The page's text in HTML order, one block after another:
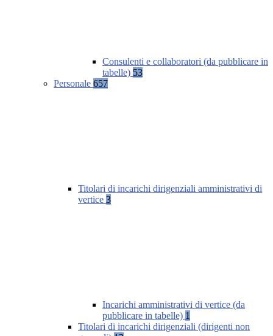
Consulenti e collaboratori (da pubblicare in
tabelle) 53
Personale 657
Titolari di incarichi dirigenziali amministrativi di
vertice 3
Incarichi amministrativi di vertice (da
pubblicare in tabelle) 1
Titolari di incarichi dirigenziali (dirigenti non